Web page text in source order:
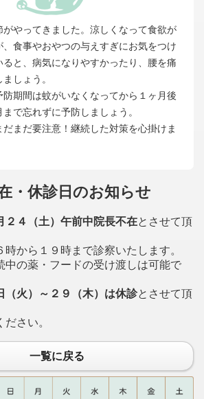
やってきました。涼しくなって食欲が
、食事やおやつの与えすぎにお気をつけ
ると、病気になりやすかったり、腰を痛
しょう。
期間は蚊がいなくなってから１ヶ月後
で忘れずに予防しましょう。
まだ要注意！継続した対策を心掛けま
・休診日のお知らせ
２４（土）午前中院長不在とさせて頂
から１９時まで診察いたします。
の薬・フードの受け渡しは可能で
（火）～２９（木）は休診とさせて頂
さい。
一覧に戻る